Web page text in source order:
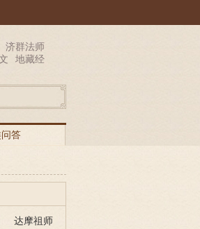
济群法师
地藏经
答
达摩祖师